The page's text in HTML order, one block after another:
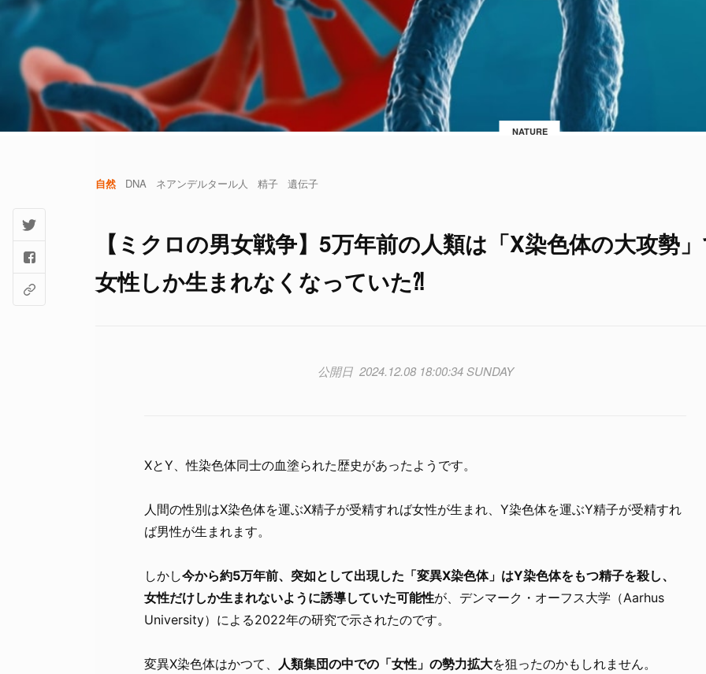
NATURE
自然 DNA ネアンデルタール人 精子 遺伝子
【ミクロの男女戦争】5万年前の人類は「X染色体の大攻勢
女性しか生まれなくなっていた⁈
2024.12.08 18:00:34 SUNDAY
XとY、性染色体同士の血塗られた歴史があったようです。
人間の性別はX染色体を運ぶX精子が受精すれば女性が生まれ、Y染色体を運ぶY精子が受精すれ
ば男性が生まれます。
しかし今から約5万年前、突如として出現した「変異X染色体」はY染色体をもつ精子を殺し、
女性だけしか生まれないように誘導していた可能性が、デンマーク・オーフス大学（Aarhus
University）による2022年の研究で示されたのです。
変異X染色体はかつて、 人類集団の中での「女性」の勢力拡大を狙ったのかもしれません。